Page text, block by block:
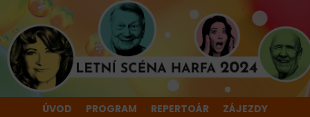
ÚVOD PROGRAM REPERTOÁR
ZÁJEZDY